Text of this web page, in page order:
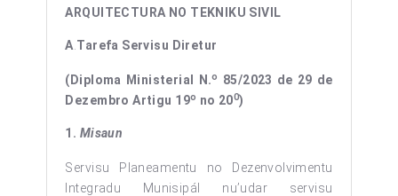
ARQUITECTURA NO TEKNIKU SIVIL
A Tarefa Servisu Diretur
(Diploma Ministerial N.o 85/2023 de 29 de
Dezembro Artigu 19o no 200)
1. Misaun
Servisu Planeamentu no Dezenvolvimentu
Integradu Munisipál nu’udar servisu